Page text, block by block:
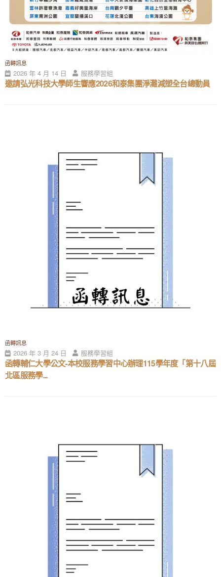
函轉訊息
2026 年 4 月 14 日 服務學習組
邀請弘光科技大學師生響應2026和泰集團淨灘減塑全台總動員
函轉訊息
2026 年 3 月 24 日 服務學習組
函轉輔仁大學公文-本校服務學習中心辦理115學年度「第十八屆
北區服務學...